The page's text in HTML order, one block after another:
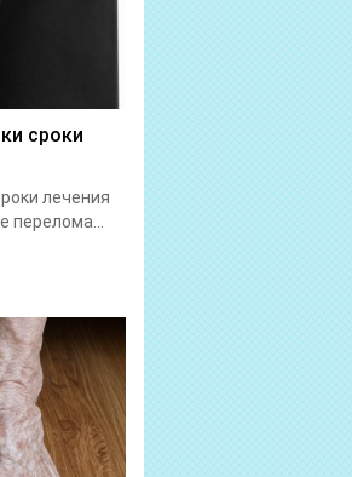
сроки
лечения
перелома...